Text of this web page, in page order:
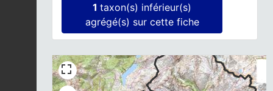
1taxon(s) inférieur(s)
agrégé(s) sur cette fiche